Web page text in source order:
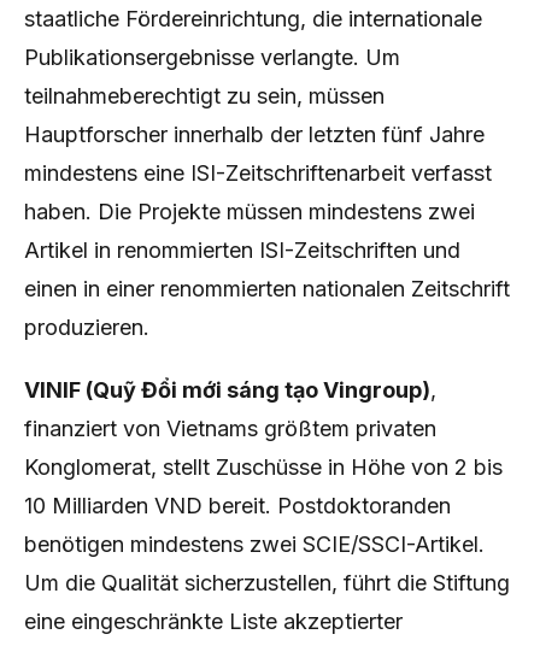
staatliche Fördereinrichtung, die internationale
Publikationsergebnisse verlangte. Um
teilnahmeberechtigt zu sein, müssen
Hauptforscher innerhalb der letzten fünf Jahre
mindestens eine ISI-Zeitschriftenarbeit verfasst
haben. Die Projekte müssen mindestens zwei
Artikel in renommierten ISI-Zeitschriften und
einen in einer renommierten nationalen Zeitschrift
produzieren.
VINIF (Quỹ Đổi mới sáng tạo Vingroup),
finanziert von Vietnams größtem privaten
Konglomerat, stellt Zuschüsse in Höhe von 2 bis
10 Milliarden VND bereit. Postdoktoranden
benötigen mindestens zwei SCIE/SSCI-Artikel.
Um die Qualität sicherzustellen, führt die Stiftung
eine eingeschränkte Liste akzeptierter